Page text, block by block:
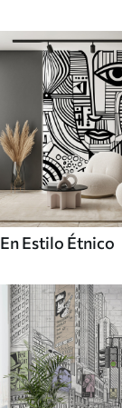
En Estilo Étnico